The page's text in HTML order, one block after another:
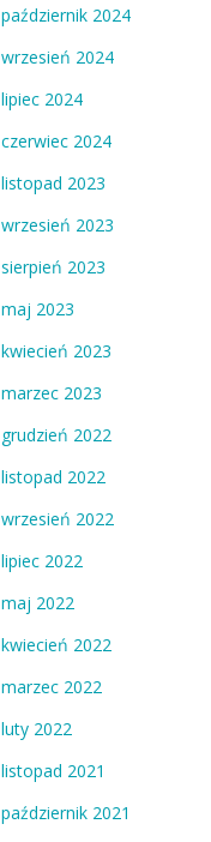
październik 2024
wrzesień 2024
lipiec 2024
czerwiec 2024
listopad 2023
wrzesień 2023
sierpień 2023
maj 2023
kwiecień 2023
marzec 2023
grudzień 2022
listopad 2022
wrzesień 2022
lipiec 2022
maj 2022
kwiecień 2022
marzec 2022
luty 2022
listopad 2021
październik 2021